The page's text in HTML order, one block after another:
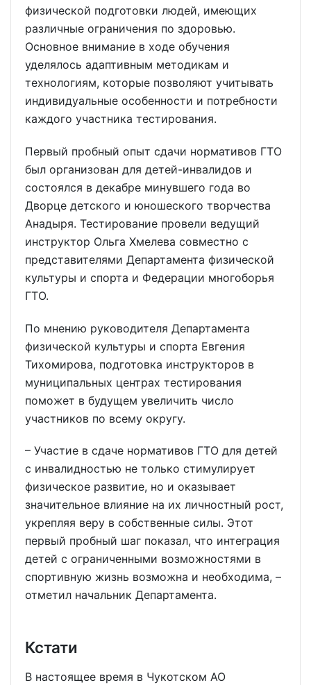
физической подготовки людей, имеющих
различные ограничения по здоровью.
Основное внимание в ходе обучения
уделялось адаптивным методикам и
технологиям, которые позволяют учитывать
индивидуальные особенности и потребности
каждого участника тестирования.
Первый пробный опыт сдачи нормативов ГТО
был организован для детей-инвалидов и
состоялся в декабре минувшего года во
Дворце детского и юношеского творчества
Анадыря. Тестирование провели ведущий
инструктор Ольга Хмелева совместно с
представителями Департамента физической
культуры и спорта и Федерации многоборья
ГТО.
По мнению руководителя Департамента
физической культуры и спорта Евгения
Тихомирова, подготовка инструкторов в
муниципальных центрах тестирования
поможет в будущем увеличить число
участников по всему округу.
– Участие в сдаче нормативов ГТО для детей
с инвалидностью не только стимулирует
физическое развитие, но и оказывает
значительное влияние на их личностный рост,
укрепляя веру в собственные силы. Этот
первый пробный шаг показал, что интеграция
детей с ограниченными возможностями в
спортивную жизнь возможна и необходима, –
отметил начальник Департамента.
Кстати
В настоящее время в Чукотском АО